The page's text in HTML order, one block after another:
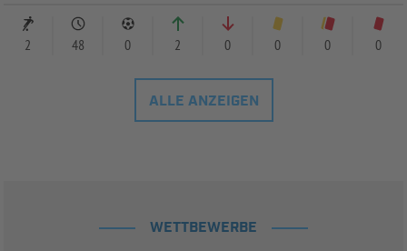
2 48 0 2 0 0 0 0
ALLE ANZEIGEN
WETTBEWERBE